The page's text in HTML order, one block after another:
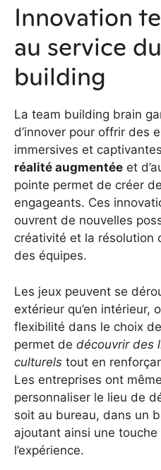
Innovation
au service
building
La team building brain
d’innover pour offrir des
immersives et
réalité augmentée et
pointe permet de créer
engageants. Ces
ouvrent de nouvelles
créativité et la résolution
des équipes.
Les jeux peuvent se
extérieur qu’en intérieur,
flexibilité dans le choix
permet de découvrir des
culturels tout en
Les entreprises ont
personnaliser le lieu de
soit au bureau, dans un
ajoutant ainsi une touche
l’expérience.